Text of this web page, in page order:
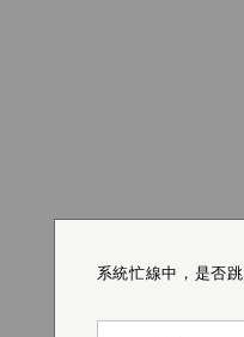
系統忙線中，是否
系統忙線中，是否
系統忙線中，是否
系統忙線中，是否
系統忙線中，是否